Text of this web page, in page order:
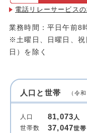
電話リレーサービス
業務時間：平日午前8
※土曜日、日曜日、
日）を除く
人口と世帯 （令
人口 81,073人
世帯数
37,047世帯